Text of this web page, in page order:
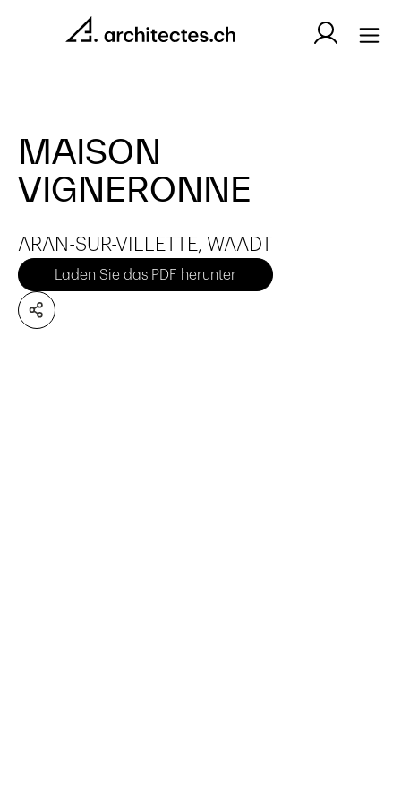
MAISON
VIGNERONNE
ARAN-SUR-VILLETTE, WAADT
Laden Sie das PDF herunter